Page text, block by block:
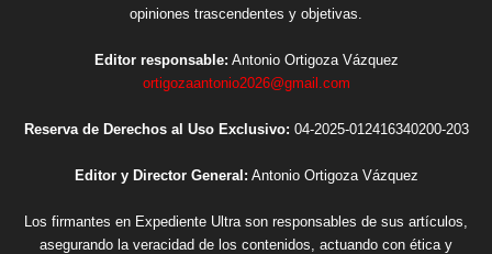
opiniones trascendentes y objetivas.
Editor responsable: Antonio Ortigoza Vázquez
ortigozaantonio2026@gmail.com
Reserva de Derechos al Uso Exclusivo: 04-2025-012416340200-203
Editor y Director General: Antonio Ortigoza Vázquez
Los firmantes en Expediente Ultra son responsables de sus artículos,
asegurando la veracidad de los contenidos, actuando con ética y